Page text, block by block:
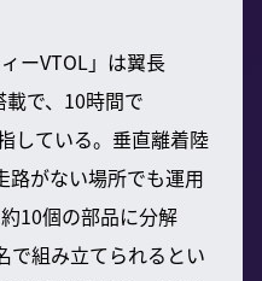
ーVTOL」は翼長
で、10時間で
している。垂直離着陸
路がない場所でも運用
10個の部品に分解
で組み立てられるとい